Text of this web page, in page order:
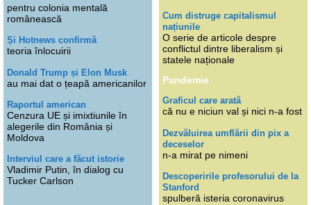
pentru colonia mentală
românească
Și Hotnews confirmă
teoria înlocuirii
Donald Trump și Elon Musk
au mai dat o țeapă americanilor
Raportul american
Cenzura UE și imixtiunile în
alegerile din România și
Moldova
Interviul care a făcut istorie
Vladimir Putin, în dialog cu
Tucker Carlson
Cum distruge capitalismul
națiunile
O serie de articole despre
conflictul dintre liberalism și
statele naționale
Pandemie
Graficul care arată
că nu e niciun val și nici n-a fost
Dezvăluirea umflării din pix a
deceselor
n-a mirat pe nimeni
Descoperirile profesorului de la
Stanford
spulberă isteria coronavirus